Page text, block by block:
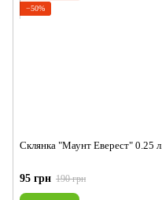
−50%
Склянка "Маунт Еверест" 0.25 л.
95 грн 190 грн